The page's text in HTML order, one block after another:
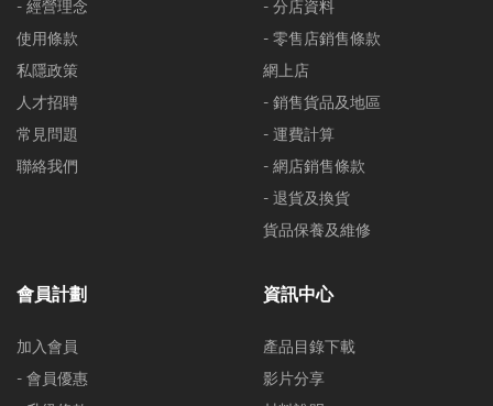
- 經營理念
使用條款
私隱政策
人才招聘
常見問題
聯絡我們
- 分店資料
- 零售店銷售條款
網上店
- 銷售貨品及地區
- 運費計算
- 網店銷售條款
- 退貨及換貨
貨品保養及維修
會員計劃
加入會員
- 會員優惠
資訊中心
產品目錄下載
影片分享